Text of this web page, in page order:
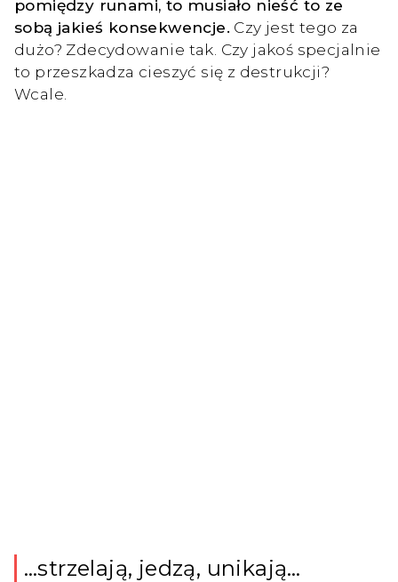
pomiędzy runami, to musiało nieść to ze
sobą jakieś konsekwencje. Czy jest tego za
dużo? Zdecydowanie tak. Czy jakoś specjalnie
to przeszkadza cieszyć się z destrukcji?
Wcale.
…strzelają, jedzą, unikają…